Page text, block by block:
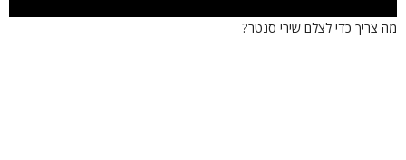
צריך כדי לצלם שירי סנטר?